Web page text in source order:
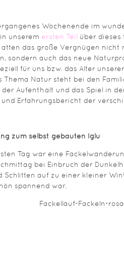
Wochenende im
unserem ersten Teil über
das große Vergnügen nicht
sondern auch das neue
für uns bzw. das Alter
Thema Natur steht bei den
Aufenthalt und das Spiel in
und Erfahrungsbericht der
zum selbst gebauten Iglu
Tag war eine
bei Einbruch der
Schlitten auf zu einer kleiner
spannend war.